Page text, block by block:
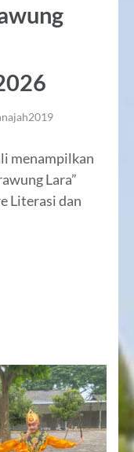
menampilkan
Lara”
Literasi dan